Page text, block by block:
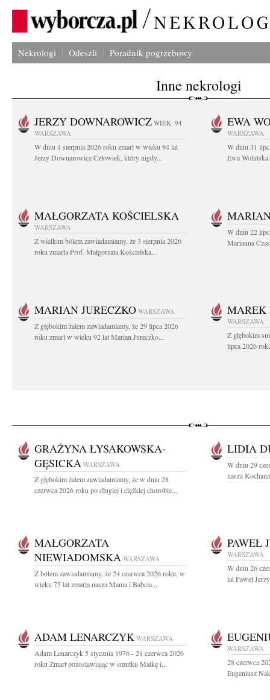
Nekrologi Odeszli Poradnik pogrzebowy
Inne nekrologi
JERZY DOWNAROWICZ WIEK: 94
WARSZAWA
W dniu 1 sierpnia 2026 roku zmarł w wieku 94 lat
Jerzy Downarowicz Człowiek, który nigdy...
EWA
WARSZAWA
W dniu 31
Ewa
MAŁGORZATA KOŚCIELSKA
WARSZAWA
Z wielkim bólem zawiadamiamy, że 3 sierpnia 2026
roku zmarła Prof. Małgorzata Kościelska...
W dniu 22
Marianna
MARIAN JURECZKO WARSZAWA
Z głębokim żalem zawiadamiamy, że 29 lipca 2026
roku zmarł w wieku 92 lat Marian Jureczko...
MAREK
WARSZAWA
Z głębokim
lipca 2026
GRAŻYNA ŁYSAKOWSKA-
GĘSICKA WARSZAWA
Z głębokim żalem zawiadamiamy, że w dniu 28
czerwca 2026 roku po długiej i ciężkiej chorobie...
LIDIA
W dniu 29
nasza
MAŁGORZATA
NIEWIADOMSKA WARSZAWA
Z bólem zawiadamiamy, że 24 czerwca 2026 roku, w
wieku 75 lat zmarła nasza Mama i Babcia...
PAWEŁ
WARSZAWA
W dniu 26
lat Paweł
ADAM LENARCZYK WARSZAWA
Adam Lenarczyk 5 stycznia 1976 - 21 czerwca 2026
roku Zmarł pozostawiając w smutku Matkę i...
WARSZAWA
28 czerwca
Eugeniusz